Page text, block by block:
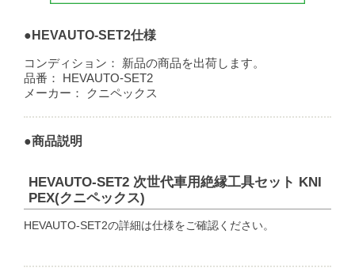
●HEVAUTO-SET2仕様
コンディション：
新品の商品を出荷します。
品番：
HEVAUTO-SET2
メーカー：
クニペックス
●商品説明
HEVAUTO-SET2 次世代車用絶縁工具セット KNI
PEX(クニペックス)
HEVAUTO-SET2の詳細は仕様をご確認ください。